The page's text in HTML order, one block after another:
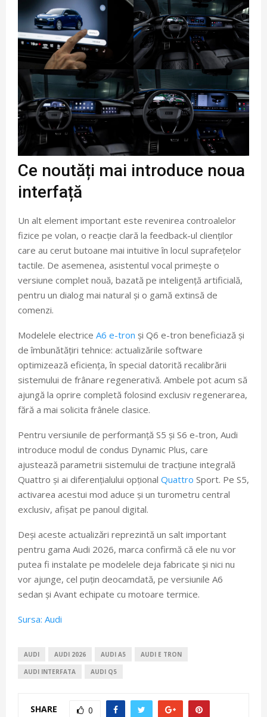
Ce noutăți mai introduce noua
interfață
Un alt element important este revenirea controalelor
fizice pe volan, o reacție clară la feedback-ul clienților
care au cerut butoane mai intuitive în locul suprafețelor
tactile. De asemenea, asistentul vocal primește o
versiune complet nouă, bazată pe inteligență artificială,
pentru un dialog mai natural și o gamă extinsă de
comenzi.
Modelele electrice A6 e-tron și Q6 e-tron beneficiază și
de îmbunătățiri tehnice: actualizările software
optimizează eficiența, în special datorită recalibrării
sistemului de frânare regenerativă. Ambele pot acum să
ajungă la oprire completă folosind exclusiv regenerarea,
fără a mai solicita frânele clasice.
Pentru versiunile de performanță S5 și S6 e-tron, Audi
introduce modul de condus Dynamic Plus, care
ajustează parametrii sistemului de tracțiune integrală
Quattro și ai diferențialului opțional Quattro Sport. Pe S5,
activarea acestui mod aduce și un turometru central
exclusiv, afișat pe panoul digital.
Deși aceste actualizări reprezintă un salt important
pentru gama Audi 2026, marca confirmă că ele nu vor
putea fi instalate pe modelele deja fabricate și nici nu
vor ajunge, cel puțin deocamdată, pe versiunile A6
sedan și Avant echipate cu motoare termice.
Sursa: Audi
AUDI AUDI 2026 AUDI A5 AUDI E TRON
AUDI INTERFATA AUDI Q5
SHARE 0